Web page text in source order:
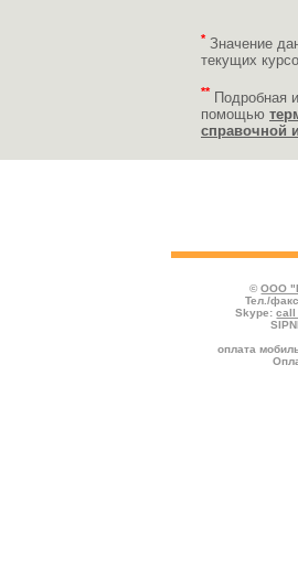
* Значение
текущих
** Подробная
помощью
справочной
©ООО
Тел./
Skype:
оплата